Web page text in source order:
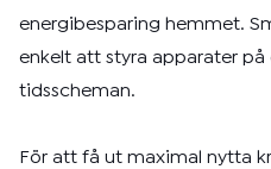
energibesparing hemmet.
enkelt att styra apparater på
tidsscheman.
För att få ut maximal nytta